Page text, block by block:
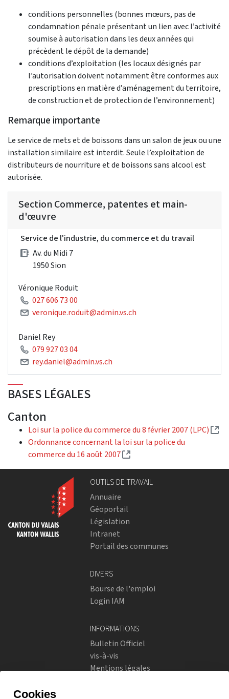
conditions personnelles (bonnes mœurs, pas de
condamnation pénale présentant un lien avec l’activité
soumise à autorisation dans les deux années qui
précèdent le dépôt de la demande)
conditions d’exploitation (les locaux désignés par
l’autorisation doivent notamment être conformes aux
prescriptions en matière d’aménagement du territoire,
de construction et de protection de l’environnement)
Remarque importante
Le service de mets et de boissons dans un salon de jeux ou une
installation similaire est interdit. Seule l’exploitation de
distributeurs de nourriture et de boissons sans alcool est
autorisée.
Section Commerce, patentes et main-
d'œuvre
Service de l'industrie, du commerce et du travail
Av. du Midi 7
1950 Sion
Véronique Roduit
027 606 73 00
veronique.roduit@admin.vs.ch
Daniel Rey
079 927 03 04
rey.daniel@admin.vs.ch
BASES LÉGALES
Canton
Loi sur la police du commerce du 8 février 2007 (LPC)
Ordonnance concernant la loi sur la police du
commerce du 16 août 2007
(Lien externe)
OUTILS DE TRAVAIL
Annuaire
Géoportail
Législation
Intranet
Portail des communes
DIVERS
Bourse de l'emploi
Login IAM
INFORMATIONS
Bulletin Officiel
vis-à-vis
Mentions légales